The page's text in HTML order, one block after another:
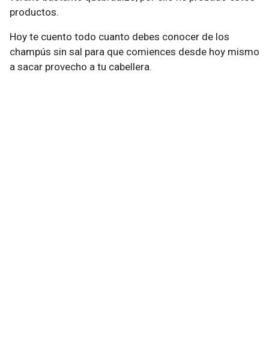
productos.
Hoy te cuento todo cuanto debes conocer de los
champús sin sal para que comiences desde hoy mismo
a sacar provecho a tu cabellera.